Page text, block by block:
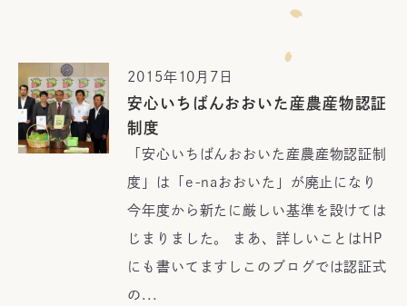
2015年10月7日
安心いちばんおおいた産農産物認証
制度
「安心いちばんおおいた産農産物認証制
度」は「e-naおおいた」が廃止になり
今年度から新たに厳しい基準を設けては
じまりました。 まあ、詳しいことはHP
にも書いてますしこのブログでは認証式
の...